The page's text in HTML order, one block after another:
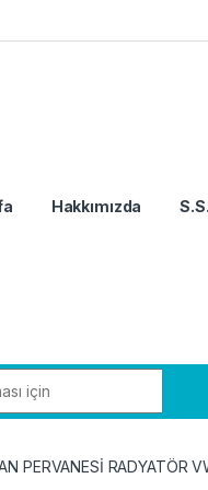
Hakkımızda
PERVANESİ RADYATÖR